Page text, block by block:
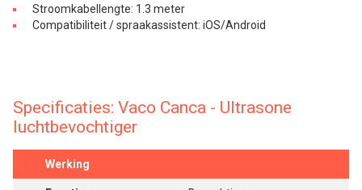
Stroomkabellengte: 1.3 meter
Compatibiliteit / spraakassistent: iOS/Android
Specificaties: Vaco Canca - Ultrasone
luchtbevochtiger
Werking